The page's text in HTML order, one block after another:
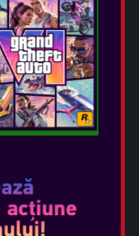
criminală
cu toată puterea,
o amintire
și realismul
Mafia,
desfășoară într-o